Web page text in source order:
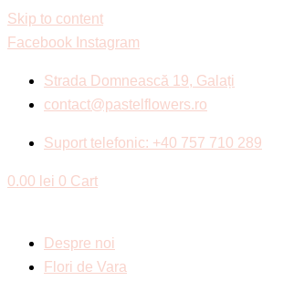
Skip to content
Facebook Instagram
Strada Domnească 19, Galați
contact@pastelflowers.ro
Suport telefonic: +40 757 710 289
0.00 lei 0 Cart
Despre noi
Flori de Vara